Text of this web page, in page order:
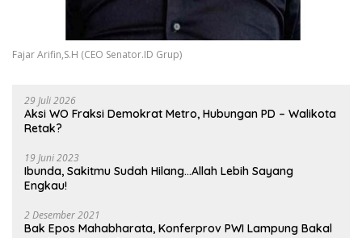
Fajar Arifin,S.H (CEO Senator.ID Grup)
29 Juli 2026
Aksi WO Fraksi Demokrat Metro, Hubungan PD – Walikota
Retak?
19 Juni 2023
Ibunda, Sakitmu Sudah Hilang…Allah Lebih Sayang
Engkau!
2 Desember 2021
Bak Epos Mahabharata, Konferprov PWI Lampung Bakal